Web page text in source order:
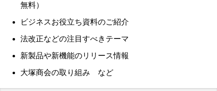
無料）
ビジネスお役立ち資料のご紹介
法改正などの注目すべきテーマ
新製品や新機能のリリース情報
大塚商会の取り組み など